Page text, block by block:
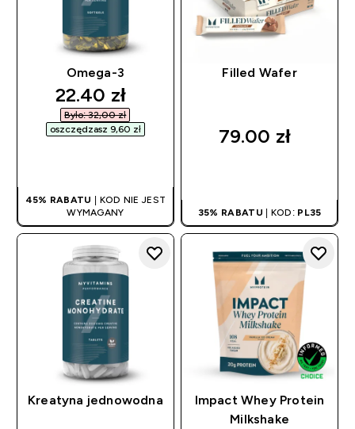
Omega-3
discounted price
22.40 zł‎
Było: 32,00 zł‎
oszczędzasz 9,60 zł‎
45% RABATU
| KOD NIE JEST
WYMAGANY
Filled Wafer
79.00 zł‎
35% RABATU | KOD: PL35
Kreatyna jednowodna
Impact Whey Protein
Milkshake